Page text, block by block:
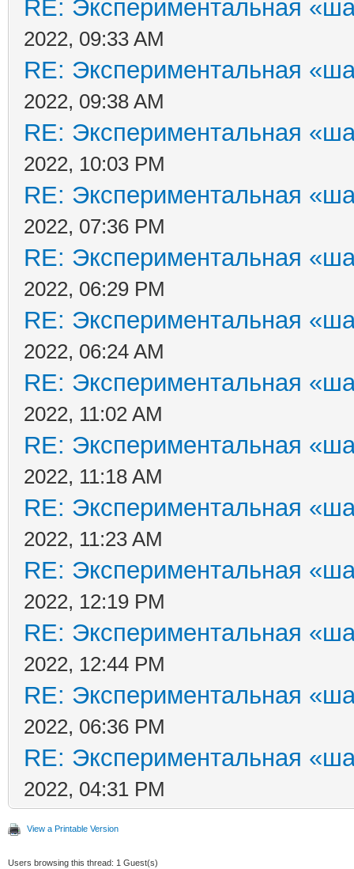
RE: Экспериментальная
2022, 09:33 AM
RE: Экспериментальная
2022, 09:38 AM
RE: Экспериментальная
2022, 10:03 PM
RE: Экспериментальная
2022, 07:36 PM
RE: Экспериментальная
2022, 06:29 PM
RE: Экспериментальная
2022, 06:24 AM
RE: Экспериментальная
2022, 11:02 AM
RE: Экспериментальная
2022, 11:18 AM
RE: Экспериментальная
2022, 11:23 AM
RE: Экспериментальная
2022, 12:19 PM
RE: Экспериментальная
2022, 12:44 PM
RE: Экспериментальная
2022, 06:36 PM
RE: Экспериментальная
2022, 04:31 PM
View a Printable Version
Users browsing this thread: 1 Guest(s)